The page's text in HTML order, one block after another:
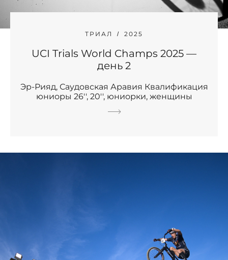
ТРИАЛ 2025
UCI Trials World Champs 2025 —
день 2
Эр-Рияд, Саудовская Аравия Квалификация
юниоры 26'', 20'', юниорки, женщины